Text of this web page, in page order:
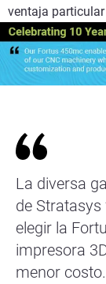
ventaja
La diversa
de Stratasys
elegir la
impresora
menor